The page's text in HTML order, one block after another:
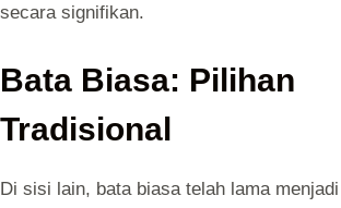
secara signifikan.
Bata Biasa: Pilihan
Tradisional
Di sisi lain, bata biasa telah lama